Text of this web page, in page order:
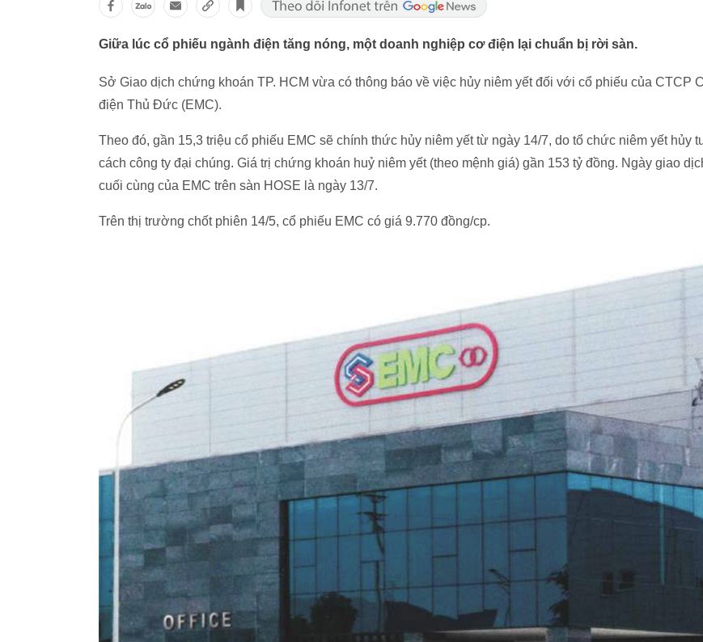
Giữa lúc cổ phiếu ngành điện tăng nóng, một doanh nghiệp cơ điện lại chuẩn bị rời sàn.
Sở Giao dịch chứng khoán TP. HCM vừa có thông báo về việc hủy niêm yết đối với cổ phiếu của CTCP
điện Thủ Đức (EMC).
Theo đó, gần 15,3 triệu cổ phiếu EMC sẽ chính thức hủy niêm yết từ ngày 14/7, do tổ chức niêm yết hủy
cách công ty đại chúng. Giá trị chứng khoán huỷ niêm yết (theo mệnh giá) gần 153 tỷ đồng. Ngày giao
cuối cùng của EMC trên sàn HOSE là ngày 13/7.
Trên thị trường chốt phiên 14/5, cổ phiếu EMC có giá 9.770 đồng/cp.